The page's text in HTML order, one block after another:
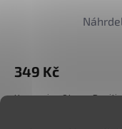
349 Kč
Harmonie - Stres -